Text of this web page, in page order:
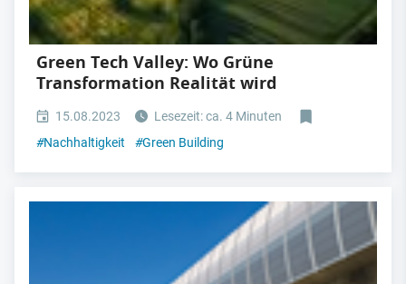
Green Tech Valley: Wo Grüne
Transformation Realität wird
15.08.2023
Lesezeit: ca. 4 Minuten
#Nachhaltigkeit #Green Building